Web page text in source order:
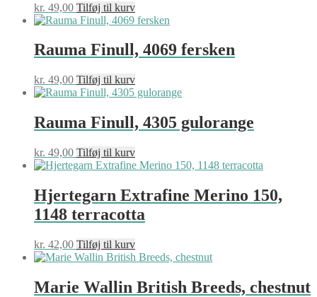
kr. 49,00 Tilføj til kurv
Rauma Finull, 4069 fersken
kr. 49,00 Tilføj til kurv
Rauma Finull, 4305 gulorange
kr. 49,00 Tilføj til kurv
Hjertegarn Extrafine Merino 150,
1148 terracotta
kr. 42,00 Tilføj til kurv
Marie Wallin British Breeds, chestnut